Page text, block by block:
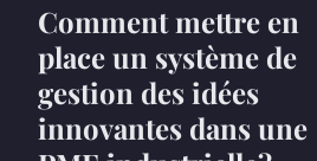
Comment mettre en
place un système de
gestion des idées
innovantes dans une